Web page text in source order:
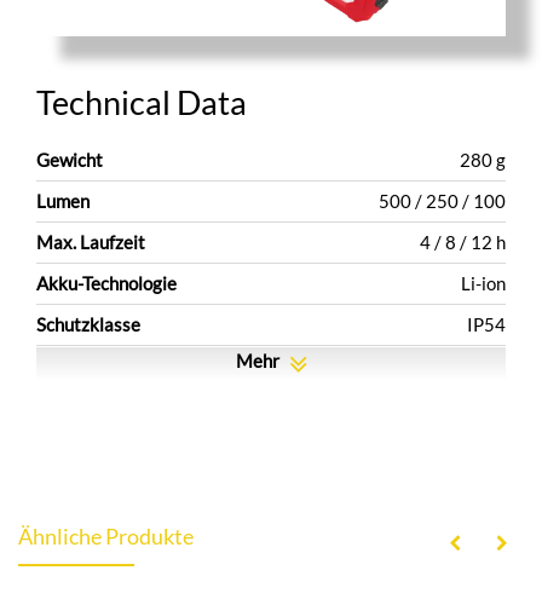
Technical Data
Gewicht
280 g
Lumen
500 / 250 / 100
Max. Laufzeit
4 / 8 / 12 h
Akku-Technologie
Li-ion
Schutzklasse
IP54
Mehr
Ähnliche Produkte